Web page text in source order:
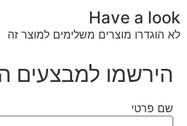
Have a look
לא הוגדרו מוצרים משלימים למוצר זה
הירשמו למבצעים
שם פרטי